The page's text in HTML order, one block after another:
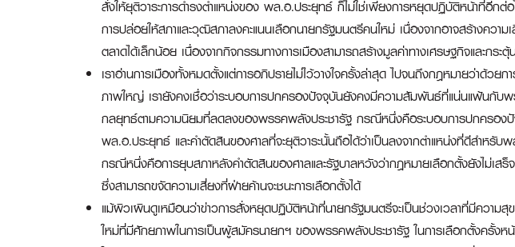
สั่งให้ยุติวาระการดำรงตำแหน่งของ พล.อ.ประยุทธ์ ก็ไม่ใช่เพียงการหยุดปฏิบัติหน้าที่อีกต่
การปล่อยให้สภาและวุฒิสภาลงคะแนนเลือกนายกรัฐมนตรีคนใหม่ เนื่องจากอาจสร้างคว
ตลาดได้เล็กน้อย เนื่องจากกิจกรรมทางการเมืองสามารถสร้างมูลค่าทางเศรษฐกิจและกระ
เราอ่านการเมืองทั้งหมดตั้งแต่การอภิปรายไม่ไว้วางใจครั้งล่าสุด ไปจนถึงกฎหมายว่าด้วย
ภาพใหญ่ เรายังคงเชื่อว่าระบอบการปกครองปัจจุบันยังคงมีความสัมพันธ์ที่แน่นแฟ้นกับ
กลยุทธ์ตามความนิยมที่ลดลงของพรรคพลังประชารัฐ กรณีหนึ่งคือระบอบการปกครอง
พล.อ.ประยุทธ์ และคำตัดสินของศาลที่จะยุติวาระนั้นถือได้ว่าเป็นลงจากตำแหน่งที่ดีสำห
กรณีหนึ่งคือการยุบสภาหลังคำตัดสินของศาลและรัฐบาลหวังว่ากฎหมายเลือกตั้งยังไม่เสร็
ซึ่งสามารถขจัดความเสี่ยงที่ฝ่ายค้านจะชนะการเลือกตั้งได้
แม้ผิวเผินดูเหมือนว่าข่าวการสั่งหยุดปฏิบัติหน้าที่นายกรัฐมนตรีจะเป็นช่วงเวลาที่มีควา
ใหม่ที่มีศักยภาพในการเป็นผู้สมัครนายกฯ ของพรรคพลังประชารัฐ ในการเลือกตั้งครั้ง